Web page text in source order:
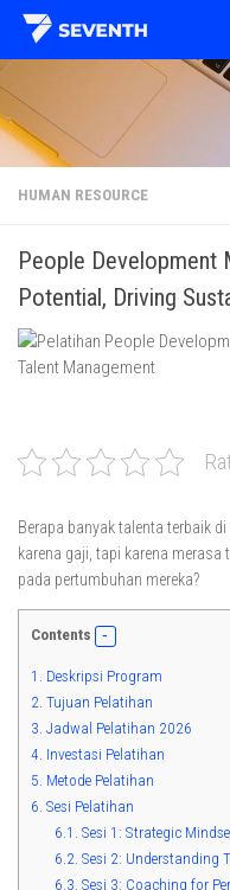
Skip to content
HUMAN RESOURCE
People Development
Potential, Driving
Berapa banyak talenta terbaik
karena gaji, tapi karena merasa
pada pertumbuhan mereka?
Contents
1. Deskripsi Program
2. Tujuan Pelatihan
3. Jadwal Pelatihan 2026
4. Investasi Pelatihan
5. Metode Pelatihan
6. Sesi Pelatihan
6.1. Sesi 1: Strategic
6.2. Sesi 2: Understanding
6.3. Sesi 3: Coaching for